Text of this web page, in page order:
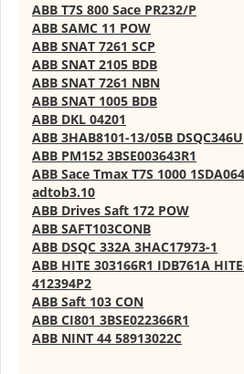
ABB T7S 800 Sace PR232/P
ABB SAMC 11 POW
ABB SNAT 7261 SCP
ABB SNAT 2105 BDB
ABB SNAT 7261 NBN
ABB SNAT 1005 BDB
ABB DKL 04201
ABB 3HAB8101-13/05B DSQC346U
ABB PM152 3BSE003643R1
ABB Sace Tmax T7S 1000
adtob3.10
ABB Drives Saft 172 POW
ABB SAFT103CONB
ABB DSQC 332A 3HAC17973-1
ABB HITE 303166R1 IDB761A
412394P2
ABB Saft 103 CON
ABB CI801 3BSE022366R1
ABB NINT 44 58913022C